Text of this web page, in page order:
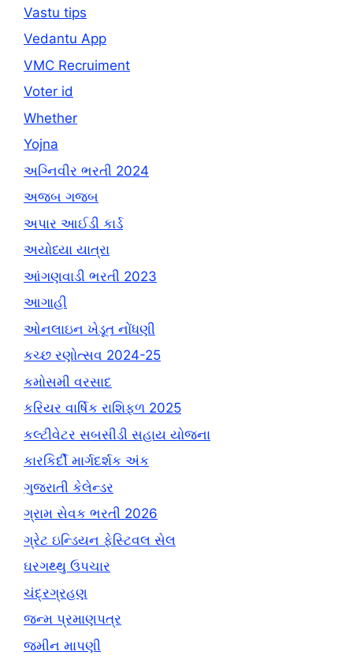
Vastu tips
Vedantu App
VMC Recruiment
Voter id
Whether
Yojna
અગ્નિવીર ભરતી 2024
અજબ ગજબ
અપાર આઈડી કાર્ડ
અયોધ્યા યાત્રા
આંગણવાડી ભરતી 2023
આગાહી
ઓનલાઇન ખેડૂત નોંધણી
કચ્છ રણોત્સવ 2024-25
કમોસમી વરસાદ
કરિયર વાર્ષિક રાશિફળ 2025
કલ્ટીવેટર સબસીડી સહાય યોજના
કારકિર્દી માર્ગદર્શક અંક
ગુજરાતી કેલેન્ડર
ગ્રામ સેવક ભરતી 2026
ગ્રેટ ઇન્ડિયન ફેસ્ટિવલ સેલ
ઘરગથ્થુ ઉપચાર
ચંદ્રગ્રહણ
જન્મ પ્રમાણપત્ર
જમીન માપણી